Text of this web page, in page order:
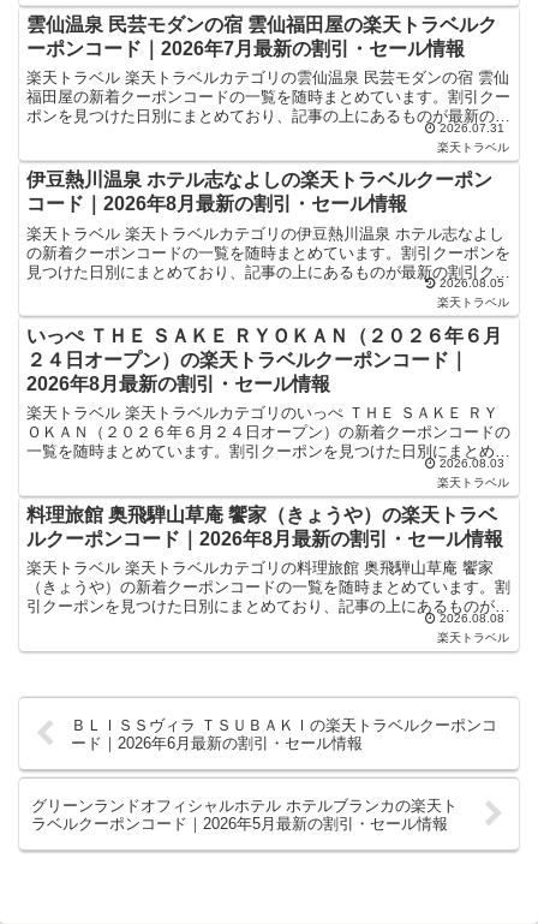
雲仙温泉 民芸モダンの宿 雲仙福田屋の楽天トラベルク
ーポンコード｜2026年7月最新の割引・セール情報
楽天トラベル 楽天トラベルカテゴリの雲仙温泉 民芸モダンの宿 雲仙
福田屋の新着クーポンコードの一覧を随時まとめています。割引クー
ポンを見つけた日別にまとめており、記事の上にあるものが最新の割
引クーポンになります。ホテル・旅館宿泊の予約などで... 2026.07.31
楽天トラベル
伊豆熱川温泉 ホテル志なよしの楽天トラベルクーポン
コード｜2026年8月最新の割引・セール情報
楽天トラベル 楽天トラベルカテゴリの伊豆熱川温泉 ホテル志なよし
の新着クーポンコードの一覧を随時まとめています。割引クーポンを
見つけた日別にまとめており、記事の上にあるものが最新の割引クー
ポンになります。ホテル・旅館宿泊の予約などで使えるク...2026.08.05
楽天トラベル
いっぺ ＴＨＥ ＳＡＫＥ ＲＹＯＫＡＮ（２０２６年６月
２４日オープン）の楽天トラベルクーポンコード｜
2026年8月最新の割引・セール情報
楽天トラベル 楽天トラベルカテゴリのいっぺ ＴＨＥ ＳＡＫＥ ＲＹ
ＯＫＡＮ（２０２６年６月２４日オープン）の新着クーポンコードの
一覧を随時まとめています。割引クーポンを見つけた日別にまとめて
おり、記事の上にあるものが最新の割引クーポンになり...
2026.08.03
楽天トラベル
料理旅館 奥飛騨山草庵 饗家（きょうや）の楽天トラベ
ルクーポンコード｜2026年8月最新の割引・セール情報
楽天トラベル 楽天トラベルカテゴリの料理旅館 奥飛騨山草庵 饗家
（きょうや）の新着クーポンコードの一覧を随時まとめています。割
引クーポンを見つけた日別にまとめており、記事の上にあるものが最
新の割引クーポンになります。ホテル・旅館宿泊の予約な...2026.08.08
楽天トラベル
ＢＬＩＳＳヴィラ ＴＳＵＢＡＫＩの楽天トラベルクーポンコ
ード｜2026年6月最新の割引・セール情報
グリーンランドオフィシャルホテル ホテルブランカの楽天ト
ラベルクーポンコード｜2026年5月最新の割引・セール情報